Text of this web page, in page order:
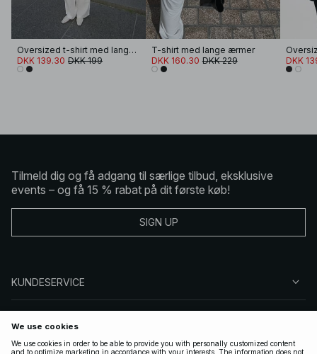
Oversized t-shirt med lange ærmer
DKK 139.30 DKK 199
T-shirt med lange ærmer
DKK 160.30 DKK 229 DKK
Tilmeld dig og få adgang til særlige tilbud, eksklusive
events – og få 15 % rabat på dit første køb!
SIGN UP
KUNDESERVICE